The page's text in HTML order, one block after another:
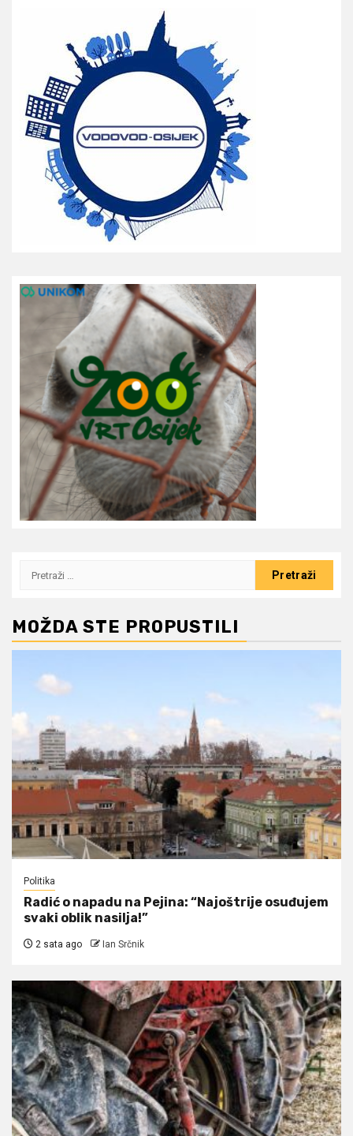
Pretraži:
MOŽDA STE PROPUSTILI
Politika
Radić o napadu na Pejina: “Najoštrije osuđujem
svaki oblik nasilja!”
2 sata ago Ian Srčnik